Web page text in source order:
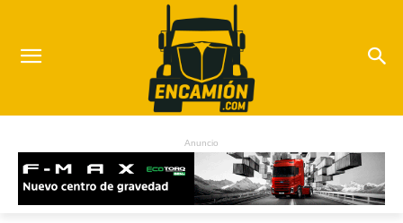
Anuncio